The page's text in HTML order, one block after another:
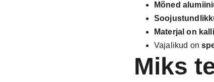
Mõned
Materjal on
Vajalikud on
Miks